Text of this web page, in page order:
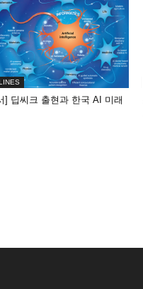
] 딥씨크 출현과 한국 AI 미래